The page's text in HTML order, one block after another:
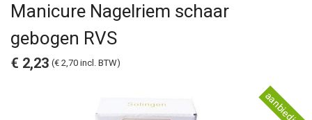
Manicure Nagelriem schaar
gebogen RVS
€ 2,23 (€ 2,70 incl. BTW)